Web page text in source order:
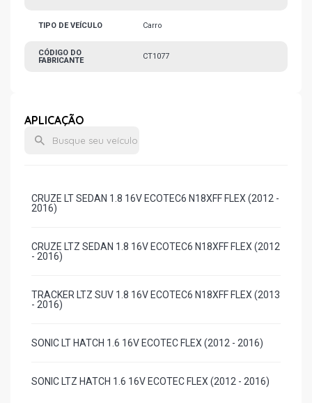
TIPO DE VEÍCULO Carro
CÓDIGO DO
FABRICANTE
CT1077
APLICAÇÃO
CRUZE LT SEDAN 1.8 16V ECOTEC6 N18XFF FLEX (2012 -
2016)
CRUZE LTZ SEDAN 1.8 16V ECOTEC6 N18XFF FLEX (2012
- 2016)
TRACKER LTZ SUV 1.8 16V ECOTEC6 N18XFF FLEX (2013
- 2016)
SONIC LT HATCH 1.6 16V ECOTEC FLEX (2012 - 2016)
SONIC LTZ HATCH 1.6 16V ECOTEC FLEX (2012 - 2016)